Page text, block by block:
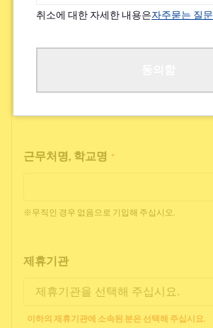
※쾌적한 거주를 위해 여쭙고 있습니다.
근무처명, 학교명 *
※무직인 경우 없음으로 기입해 주십시오.
제휴기관
이하의 제휴기관에 소속된 분은 선택해 주십시요.
취소에 대한 자세한 내용은자주묻는 질문